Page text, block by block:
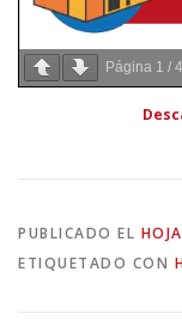
Página 1 / 4
PUBLICADO EL
ETIQUETADO CON